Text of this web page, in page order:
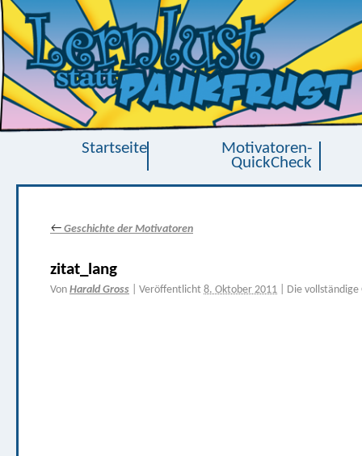
Startseite
Motivatoren-
QuickCheck
← Geschichte der Motivatoren
zitat_lang
Von Harald Gross Veröffentlicht 8. Oktober 2011 Die